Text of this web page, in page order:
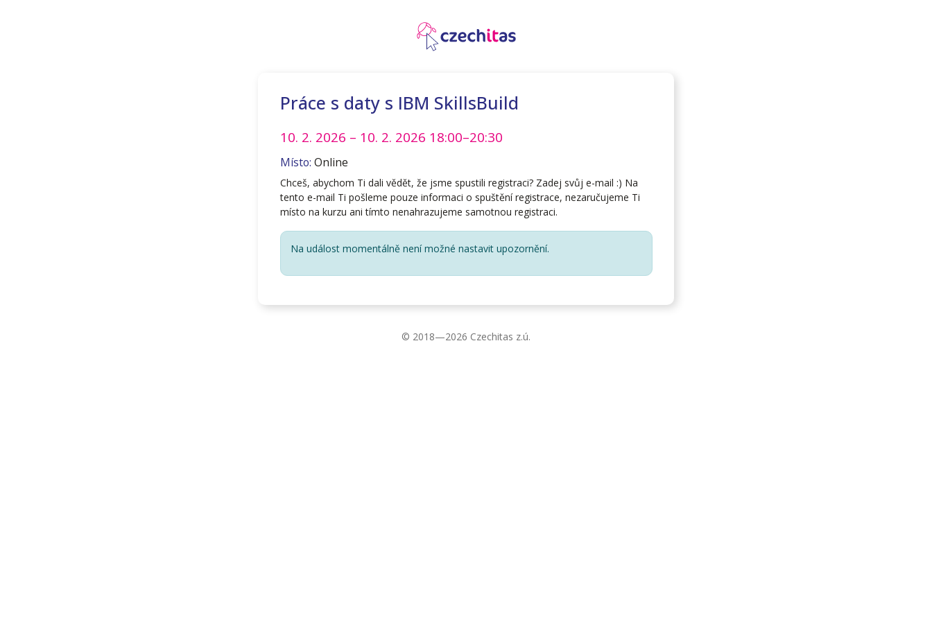
Práce s daty s IBM SkillsBuild
10. 2. 2026 – 10. 2. 2026 18:00–20:30
Místo: Online
Chceš, abychom Ti dali vědět, že jsme spustili registraci? Zadej svůj e-mail :) Na
tento e-mail Ti pošleme pouze informaci o spuštění registrace, nezaručujeme Ti
místo na kurzu ani tímto nenahrazujeme samotnou registraci.
Na událost momentálně není možné nastavit upozornění.
© 2018—2026 Czechitas z.ú.